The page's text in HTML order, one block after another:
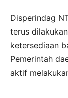
Disperindag
terus
ketersediaan
Pemerintah
aktif